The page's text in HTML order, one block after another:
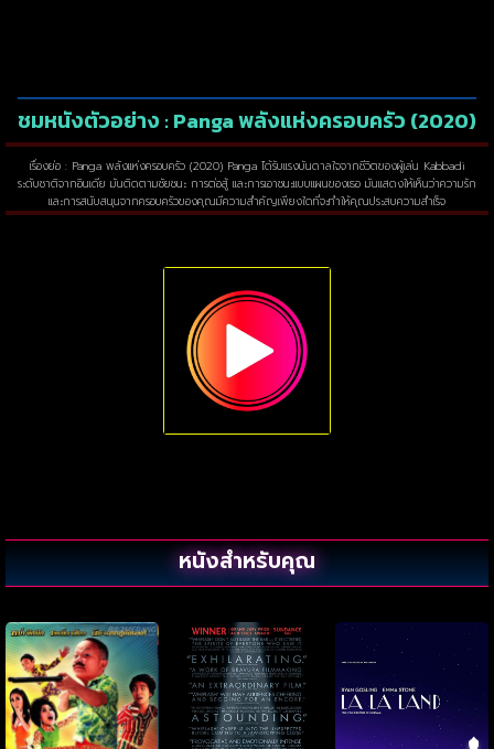
ชมหนังตัวอย่าง : Panga พลังแห่งครอบครัว (2020)
เรื่องย่อ : Panga พลังแห่งครอบครัว (2020) Panga ได้รับแรงบันดาลใจจากชีวิตของผู้เล่น Kabbadi
ระดับชาติจากอินเดีย มันติดตามชัยชนะ การต่อสู้ และการเอาชนะแบบแผนของเธอ มันแสดงให้เห็นว่าความรัก
และการสนับสนุนจากครอบครัวของคุณมีความสำคัญเพียงใดที่จะทำให้คุณประสบความสำเร็จ
หนังสำหรับคุณ